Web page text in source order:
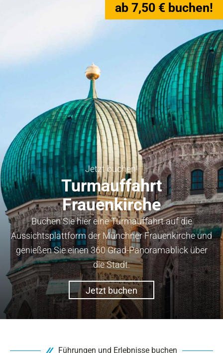
Jetzt buchen!
Turmauffahrt
Frauenkirche
Buchen Sie hier eine Turmauffahrt auf die
Aussichtsplattform der Münchner Frauenkirche und
genießen Sie einen 360 Grad-Panoramablick über
die Stadt.
Jetzt buchen
ab 7,50 € buchen!
Führungen und Erlebnisse buchen